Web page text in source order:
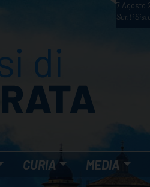
7 Agosto
Santi
CURIA MEDIA